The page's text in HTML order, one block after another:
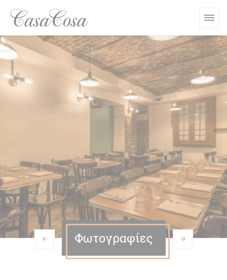
Φωτογραφίες